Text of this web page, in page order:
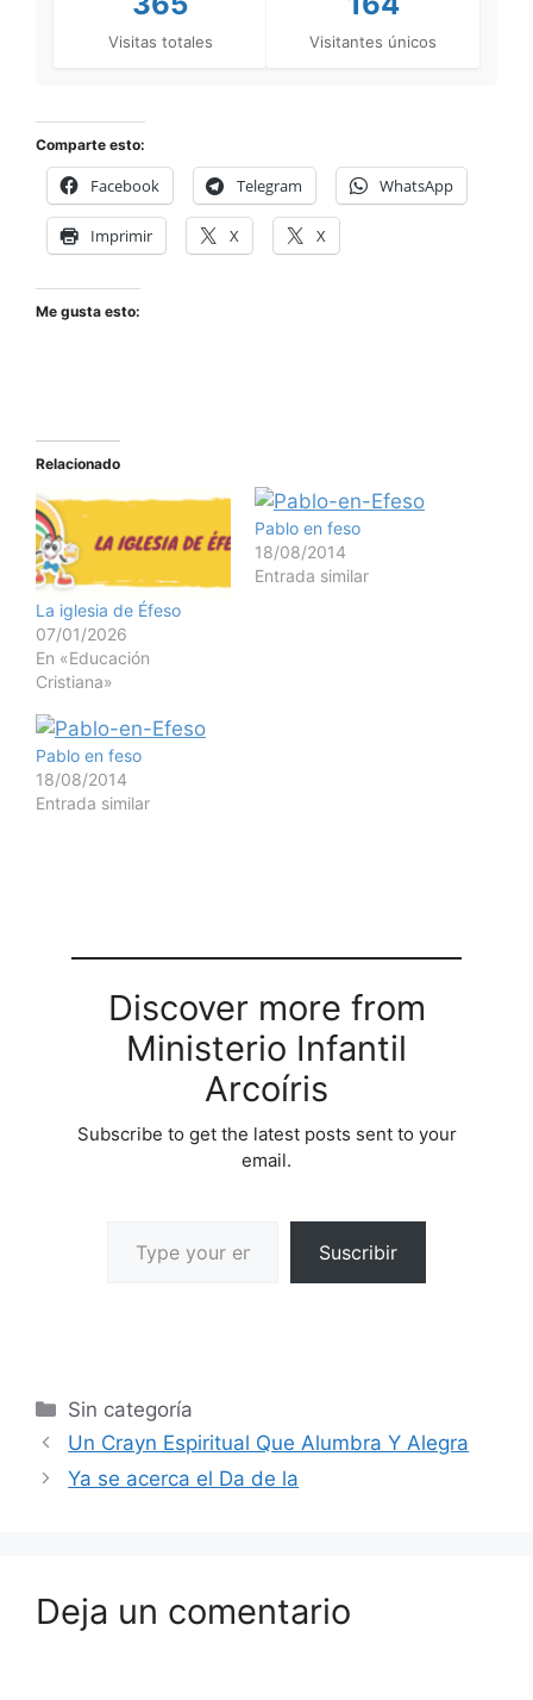
Visitas totales Visitantes únicos
Comparte esto:
Facebook Telegram WhatsApp
Imprimir X X
Me gusta esto:
Relacionado
La iglesia de Éfeso
07/01/2026
En «Educación
Cristiana»
Pablo en feso
18/08/2014
Entrada similar
Pablo en feso
18/08/2014
Entrada similar
Discover more from
Ministerio Infantil
Arcoíris
Subscribe to get the latest posts sent to your
email.
Suscribir
Sin categoría
Un Crayn Espiritual Que Alumbra Y Alegra
Ya se acerca el Da de la
Deja un comentario